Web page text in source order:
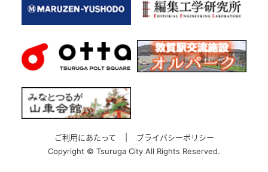
ご利用にあたって
プライバシーポリシー
Copyright © Tsuruga City All Rights Reserved.